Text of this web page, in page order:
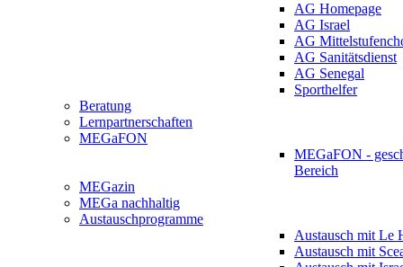
AG Homepage
AG Israel
AG
AG Sanitätsdienst
AG Senegal
Sporthelfer
Beratung
Lernpartnerschaften
MEGaFON
MEGaFON -
Bereich
MEGazin
MEGa nachhaltig
Austauschprogramme
Austausch mit Le
Austausch mit